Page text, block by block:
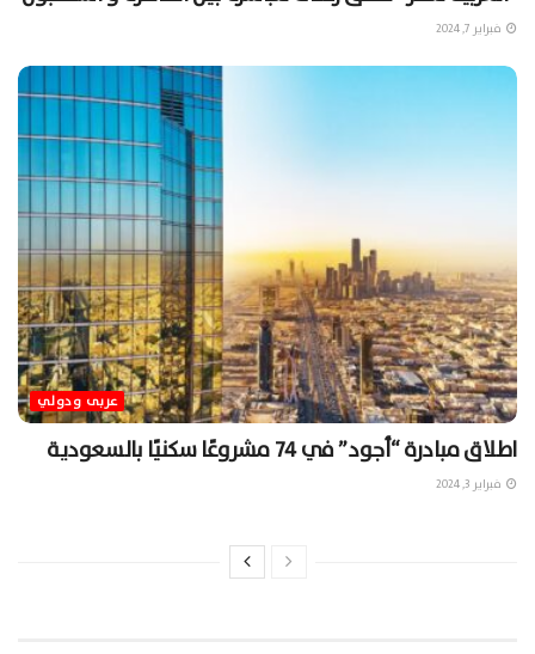
فبراير 7, 2024
عربى ودولي
اطلاق مبادرة “أجود” في 74 مشروعًا سكنيًا بالسعودية
فبراير 3, 2024